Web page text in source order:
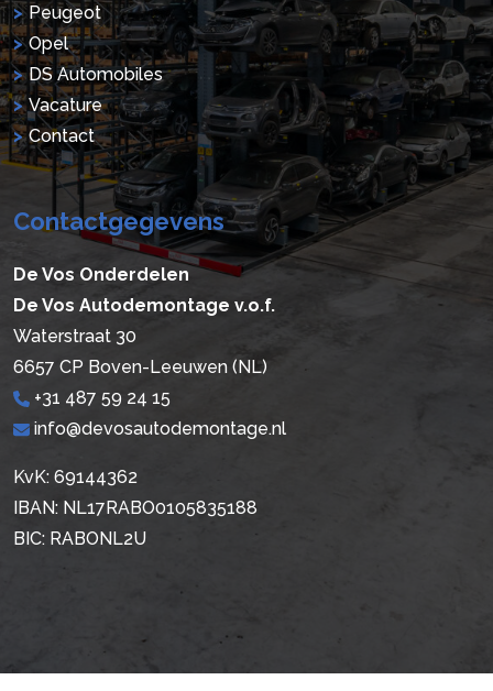
Peugeot
Opel
DS Automobiles
Vacature
Contact
Contactgegevens
De Vos Onderdelen
De Vos Autodemontage v.o.f.
Waterstraat 30
6657 CP Boven-Leeuwen (NL)
+31 487 59 24 15
info@devosautodemontage.nl
KvK: 69144362
IBAN: NL17RABO0105835188
BIC: RABONL2U